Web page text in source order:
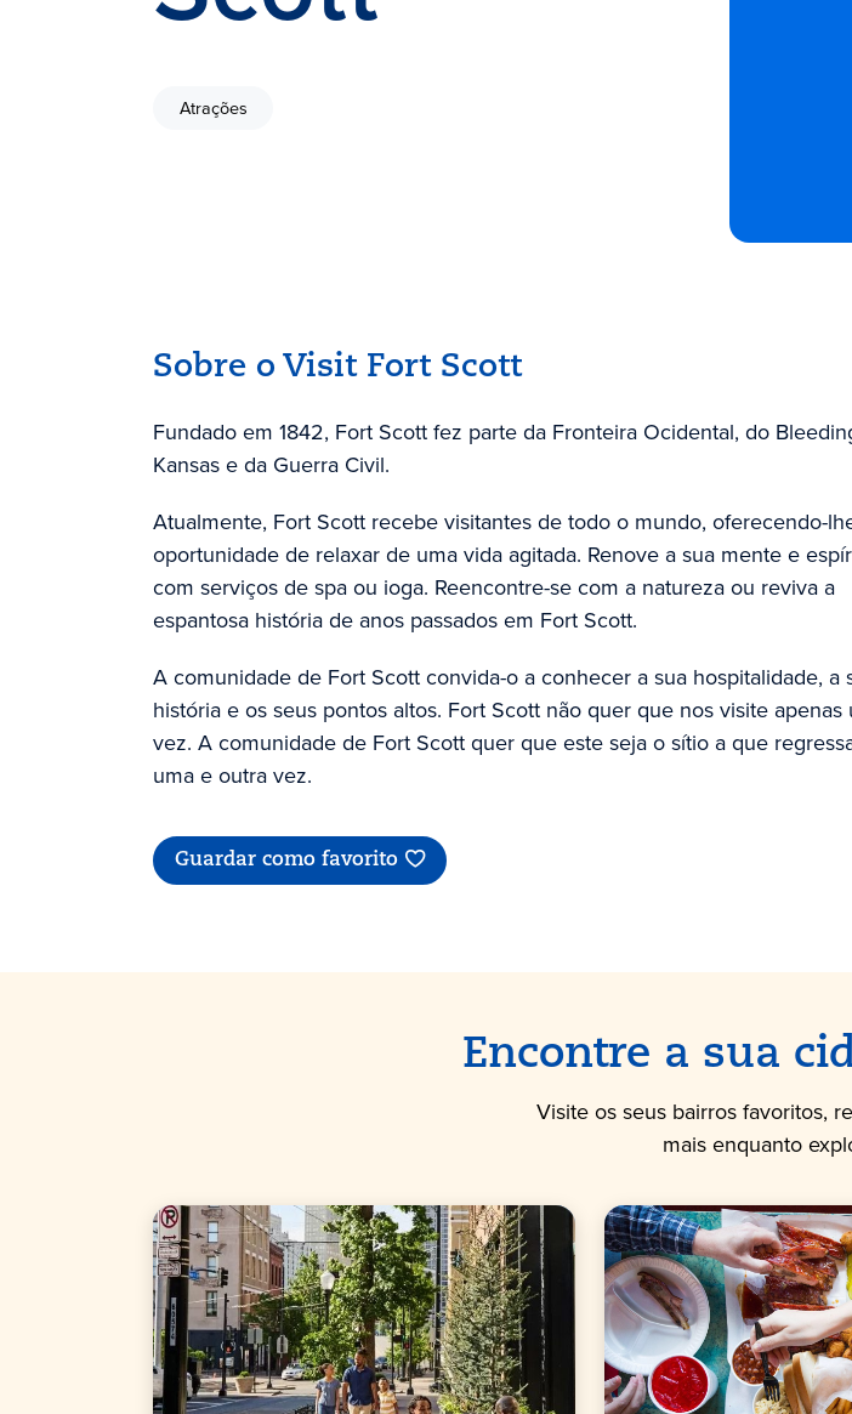
Atrações
Sobre o Visit Fort Scott
Fundado em 1842, Fort Scott fez parte da Fronteira Ocidental, do
Kansas e da Guerra Civil.
Atualmente, Fort Scott recebe visitantes de todo o mundo, oferecendo-
oportunidade de relaxar de uma vida agitada. Renove a sua mente e
com serviços de spa ou ioga. Reencontre-se com a natureza ou reviva a
espantosa história de anos passados em Fort Scott.
A comunidade de Fort Scott convida-o a conhecer a sua hospitalidade, a
história e os seus pontos altos. Fort Scott não quer que nos visite apenas
vez. A comunidade de Fort Scott quer que este seja o sítio a que
uma e outra vez.
Guardar como favorito
Encontre a sua
Visite os seus bairros favoritos,
mais enquanto